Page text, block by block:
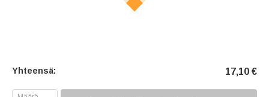
Yhteensä: 17,10 €